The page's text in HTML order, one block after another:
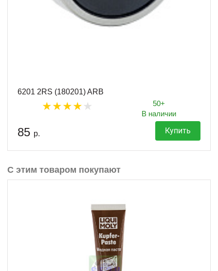
6201 2RS (180201) ARB
50+
В наличии
85 р. Купить
С этим товаром покупают